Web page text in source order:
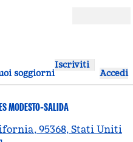
soggiorni
Iscriviti
Accedi
MODESTO-SALIDA
95368, Stati Uniti